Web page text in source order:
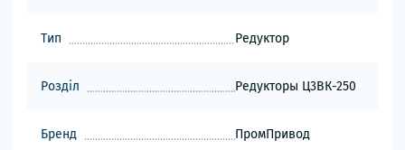
Тип Редуктор
Розділ Редукторы Ц3ВК-250
Бренд ПромПривод